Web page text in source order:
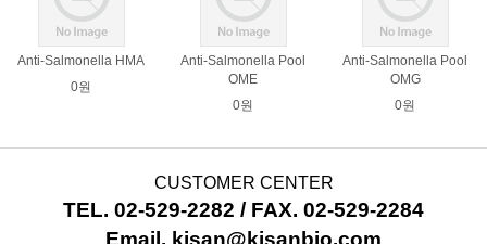
Anti-Salmonella HMA
0원
Anti-Salmonella Pool
OME
0원
Anti-Salmonella Pool
OMG
0원
CUSTOMER CENTER
TEL. 02-529-2282 / FAX. 02-529-2284